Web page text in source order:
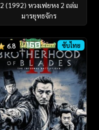
2 (1992) หวงเฟยหง 2 ถล่ม
มารยุทธจักร
6.8 ซับไทย